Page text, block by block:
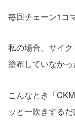
毎回チェーン1コ
私の場合、サイ
塗布していなかっ
こんなとき「
ッと一吹きするだ